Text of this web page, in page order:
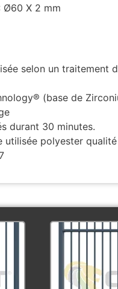
Ø60 X 2 mm
selon un traitement
(base de
durant 30 minutes.
utilisée polyester